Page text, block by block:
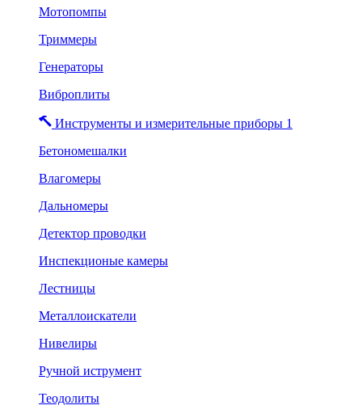
Мотопомпы
Триммеры
Генераторы
Виброплиты
Инструменты и измерительные приборы 1
Бетономешалки
Влагомеры
Дальномеры
Детектор проводки
Инспекционые камеры
Лестницы
Металлоискатели
Нивелиры
Ручной иструмент
Теодолиты